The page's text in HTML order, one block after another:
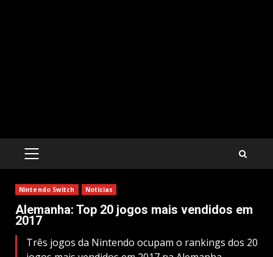
PRIMARY
Nintendo Switch Notícias
Alemanha: Top 20 jogos mais vendidos em
2017
Três jogos da Nintendo ocupam o rankings dos 20